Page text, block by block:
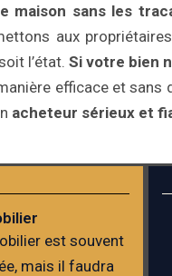
maison sans les
aux
l’état.Si votre bien
efficace et sans
acheteur sérieux et
est souvent
mais il faudra